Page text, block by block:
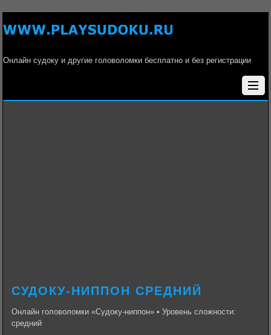
Онлайн судоку и другие головоломки бесплатно и без регистрации
СУДОКУ-НИППОН СРЕДНИЙ
Онлайн головоломки «Судоку-ниппон» • Уровень сложности:
средний